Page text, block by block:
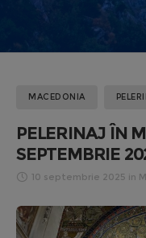
MACEDONIA
PELERINAJ ÎN
SEPTEMBRIE
10 septembrie 2025 in